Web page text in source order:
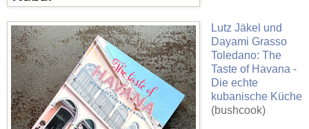
Lutz Jäkel und
Dayami Grasso
Toledano: The
Taste of Havana -
Die echte
kubanische Küche
(bushcook)